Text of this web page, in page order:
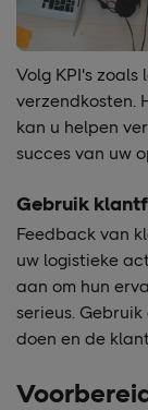
Volg KPI's
verzendkosten.
kan u helpen
succes van uw
Gebruik
Feedback van
uw logistieke
aan om hun
serieus.
doen en de